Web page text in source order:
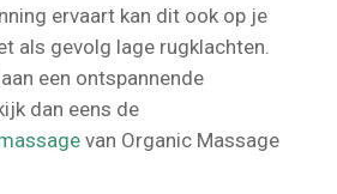
je in een periode zit waar je
ervaart kan dit ook op je
als gevolg lage rugklachten.
een ontspannende
dan eens de